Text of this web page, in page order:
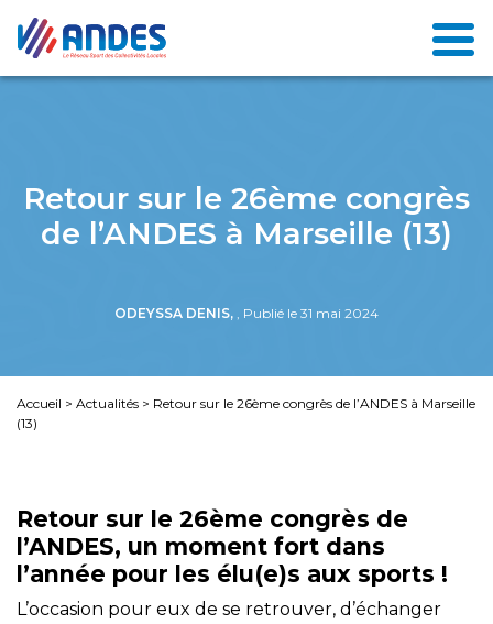
Retour sur le 26ème congrès
de l’ANDES à Marseille (13)
ODEYSSA DENIS, , Publié le 31 mai 2024
Accueil > Actualités > Retour sur le 26ème congrès de l’ANDES à Marseille
(13)
Retour sur le 26ème congrès de
l’ANDES, un moment fort dans
l’année pour les élu(e)s aux sports !
L’occasion pour eux de se retrouver, d’échanger